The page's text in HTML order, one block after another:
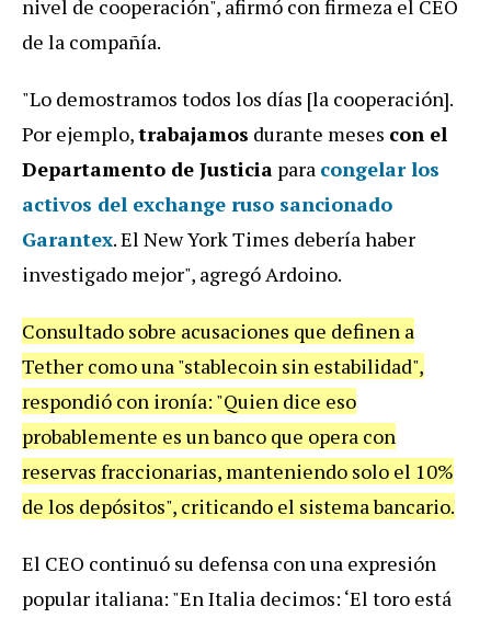
nivel de cooperación", afirmó con firmeza el CEO
de la compañía.
"Lo demostramos todos los días [la cooperación].
Por ejemplo,trabajamos durante meses con el
Departamento de Justicia para congelar los
activos del exchange ruso sancionado
Garantex. El New York Times debería haber
investigado mejor", agregó Ardoino.
Consultado sobre acusaciones que definen a
Tether como una "stablecoin sin estabilidad",
respondió con ironía: "Quien dice eso
probablemente es un banco que opera con
reservas fraccionarias, manteniendo solo el 10%
de los depósitos", criticando el sistema bancario.
El CEO continuó su defensa con una expresión
popular italiana: "En Italia decimos: ‘El toro está